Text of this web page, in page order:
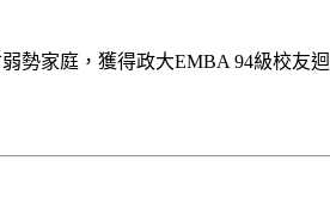
勢家庭，獲得政大EMBA 94級校友